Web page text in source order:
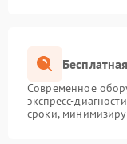
Современное
экспресс-
сроки,